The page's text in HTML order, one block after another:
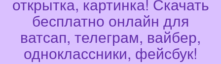
бесплатно онлайн для
ватсап, телеграм, вайбер,
одноклассники, фейсбук!